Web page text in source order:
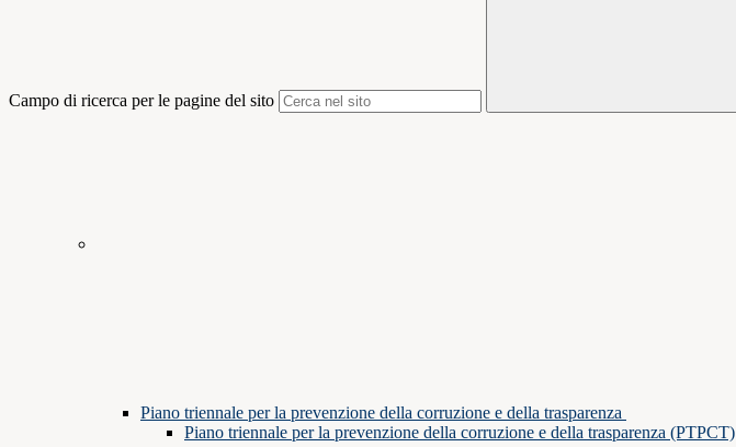
Campo di ricerca per le pagine del sito
Piano triennale per la prevenzione della corruzione e della trasparenza
Piano triennale per la prevenzione della corruzione e della trasparenza (PTPCT)